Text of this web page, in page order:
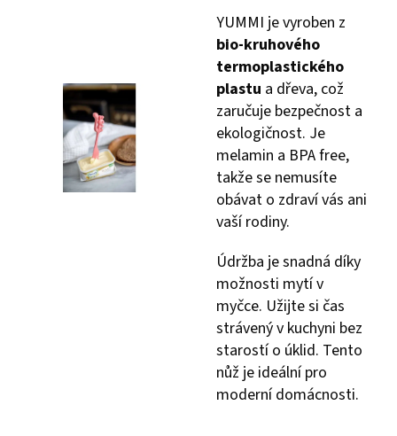
YUMMI je vyroben z
bio-kruhového
termoplastického
plastu a dřeva, což
zaručuje bezpečnost a
ekologičnost. Je
melamin a BPA free,
takže se nemusíte
obávat o zdraví vás ani
vaší rodiny.
Údržba je snadná díky
možnosti mytí v
myčce. Užijte si čas
strávený v kuchyni bez
starostí o úklid. Tento
nůž je ideální pro
moderní domácnosti.